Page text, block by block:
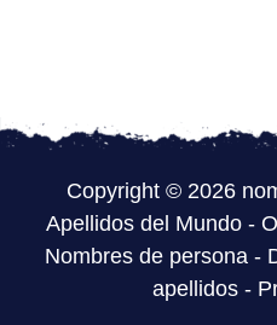
Copyright © 2026
Apellidos del Mundo-
Nombres de persona-
apellidos-